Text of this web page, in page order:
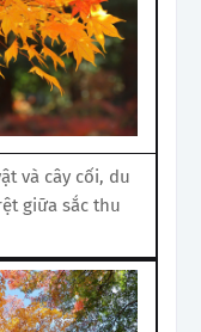
và cây cối, du
giữa sắc thu